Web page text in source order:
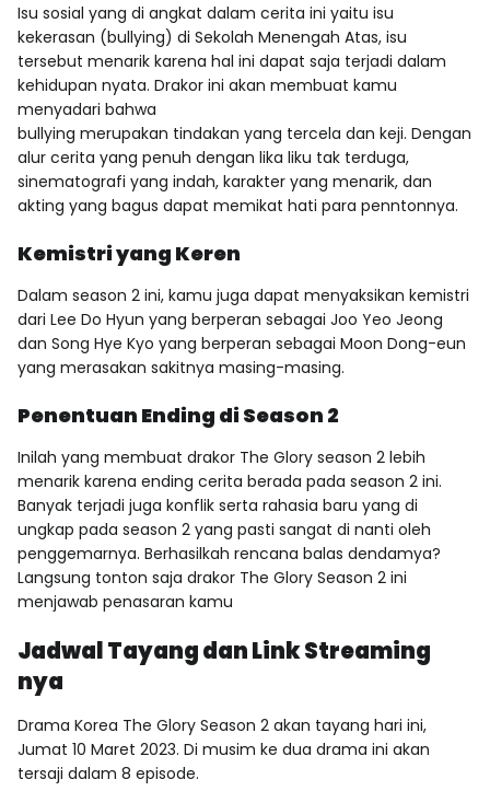
Isu sosial yang di angkat dalam cerita ini yaitu isu
kekerasan (bullying) di Sekolah Menengah Atas, isu
tersebut menarik karena hal ini dapat saja terjadi dalam
kehidupan nyata. Drakor ini akan membuat kamu
menyadari bahwa
bullying merupakan tindakan yang tercela dan keji. Dengan
alur cerita yang penuh dengan lika liku tak terduga,
sinematografi yang indah, karakter yang menarik, dan
akting yang bagus dapat memikat hati para penntonnya.
Kemistri yang Keren
Dalam season 2 ini, kamu juga dapat menyaksikan kemistri
dari Lee Do Hyun yang berperan sebagai Joo Yeo Jeong
dan Song Hye Kyo yang berperan sebagai Moon Dong-eun
yang merasakan sakitnya masing-masing.
Penentuan Ending di Season 2
Inilah yang membuat drakor The Glory season 2 lebih
menarik karena ending cerita berada pada season 2 ini.
Banyak terjadi juga konflik serta rahasia baru yang di
ungkap pada season 2 yang pasti sangat di nanti oleh
penggemarnya. Berhasilkah rencana balas dendamya?
Langsung tonton saja drakor The Glory Season 2 ini
menjawab penasaran kamu
Jadwal Tayang dan Link Streaming
nya
Drama Korea The Glory Season 2 akan tayang hari ini,
Jumat 10 Maret 2023. Di musim ke dua drama ini akan
tersaji dalam 8 episode.